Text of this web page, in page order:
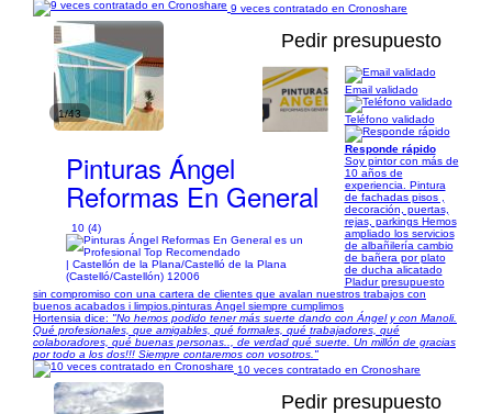
9 veces contratado en Cronoshare
1/43
Pedir presupuesto
Pinturas Ángel
Reformas En General
10 (4)
| Castellón de la Plana/Castelló de la Plana
(Castelló/Castellón) 12006
Email validado
Teléfono validado
Responde rápido
Soy pintor con más de
10 años de
experiencia. Pintura
de fachadas pisos ,
decoración, puertas,
rejas, parkings Hemos
ampliado los servicios
de albañilería cambio
de bañera por plato
de ducha alicatado
Pladur presupuesto
sin compromiso con una cartera de clientes que avalan nuestros trabajos con
buenos acabados i limpios.pinturas Ángel siempre cumplimos
Hortensia dice: "No hemos podido tener más suerte dando con Ángel y con Manoli.
Qué profesionales, que amigables, qué formales, qué trabajadores, qué
colaboradores, qué buenas personas.., de verdad qué suerte. Un millón de gracias
por todo a los dos!!! Siempre contaremos con vosotros."
10 veces contratado en Cronoshare
Pedir presupuesto